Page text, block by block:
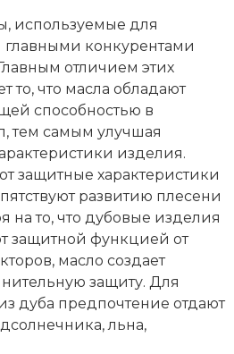
используемые для
главными конкурентами
отличием этих
то, что масла обладают
способностью в
тем самым улучшая
изделия.
защитные характеристики
развитию плесени
на то, что дубовые изделия
защитной функцией от
масло создает
защиту. Для
дуба предпочтение отдают
льна,